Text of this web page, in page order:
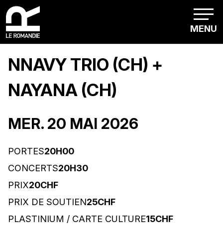
MENU
NNAVY TRIO (CH) +
NAYANA (CH)
MER. 20 MAI 2026
PORTES20H00
CONCERTS20H30
PRIX20CHF
PRIX DE SOUTIEN25CHF
PLASTINIUM / CARTE CULTURE15CHF